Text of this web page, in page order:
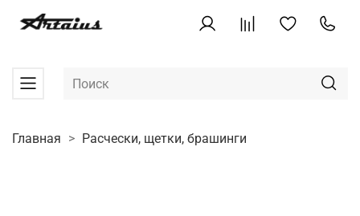
Главная Расчески, щетки, брашинги